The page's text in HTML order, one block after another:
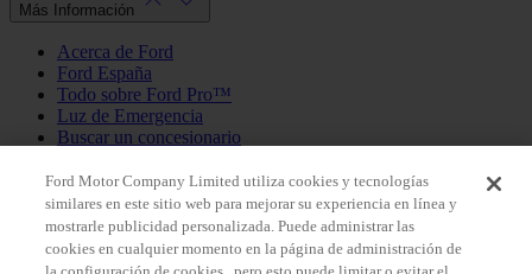
Más Información
Acerca de Ford
Ford España
Todo sobre Ford Pro™
Luz de Emergencia
Buscar un concesionario
Política de privacidad
Mi Cuenta
Ford Motor Company Limited utiliza cookies y tecnologías
similares en este sitio web para mejorar su experiencia en línea y
mostrarle publicidad personalizada. Puede administrar las
cookies en cualquier momento en la página de administración de